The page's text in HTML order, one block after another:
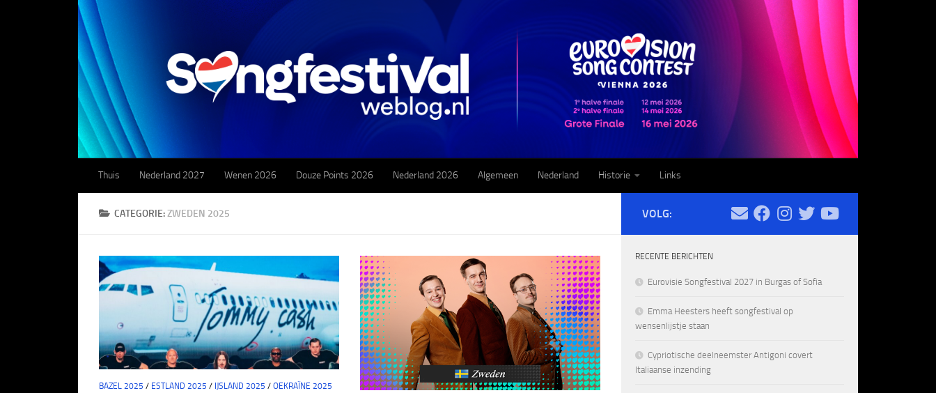
Doorgaan naar inhoud
Thuis Nederland 2027 Wenen 2026 Douze Points 2026 Nederland 2026 Algemeen Nederland Historie Links
CATEGORIE:ZWEDEN 2025
BAZEL 2025 / ESTLAND 2025 / IJSLAND 2025 / OEKRAÏNE 2025
VOLG:
RECENTE BERICHTEN
Eurovisie Songfestival 2027 in Burgas of Sofia
Emma Heesters heeft songfestival op
wensenlijstje staan
Cypriotische deelneemster Antigoni covert
Italiaanse inzending